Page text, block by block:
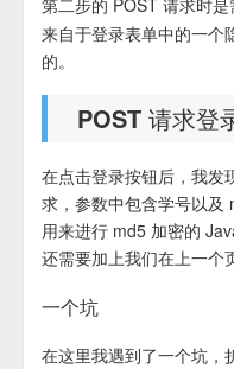
第二步的 POST 请求时
来自于登录表单中的一个
的。
POST 请求登
在点击登录按钮后，我发
求，参数中包含学号以及
用来进行 md5 加密的
还需要加上我们在上一个
一个坑
在这里我遇到了一个坑，